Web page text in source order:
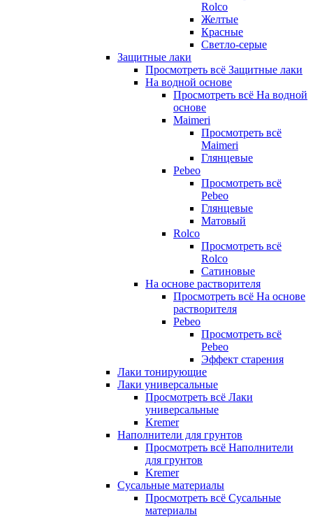
Rolco
Желтые
Красные
Светло-серые
Защитные лаки
Просмотреть всё Защитные лаки
На водной основе
Просмотреть всё На водной
основе
Maimeri
Просмотреть всё
Maimeri
Глянцевые
Pebeo
Просмотреть всё
Pebeo
Глянцевые
Матовый
Rolco
Просмотреть всё
Rolco
Сатиновые
На основе растворителя
Просмотреть всё На основе
растворителя
Pebeo
Просмотреть всё
Pebeo
Эффект старения
Лаки тонирующие
Лаки универсальные
Просмотреть всё Лаки
универсальные
Kremer
Наполнители для грунтов
Просмотреть всё Наполнители
для грунтов
Kremer
Сусальные материалы
Просмотреть всё Сусальные
материалы